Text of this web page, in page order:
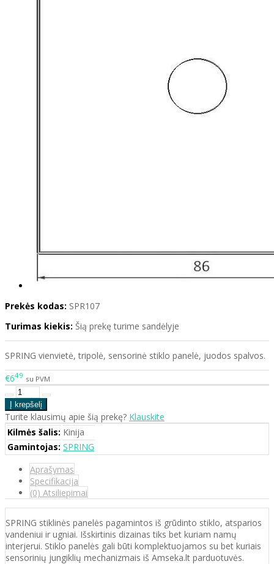
Prekės kodas: SPR107
Turimas kiekis: Šią prekę turime sandėlyje
SPRING vienvietė, tripolė, sensorinė stiklo panelė, juodos spalvos.
€649 su PVM
Turite klausimų apie šią prekę? Klauskite
Kilmės šalis: Kinija
Gamintojas: SPRING
Aprašymas
Specifikacija
(0) Atsiliepimai
SPRING stiklinės panelės pagamintos iš grūdinto stiklo, atsparios
vandeniui ir ugniai. Išskirtinis dizainas tiks bet kuriam namų
interjerui. Stiklo panelės gali būti komplektuojamos su bet kuriais
sensorinių jungiklių mechanizmais iš Amseka.lt parduotuvės.